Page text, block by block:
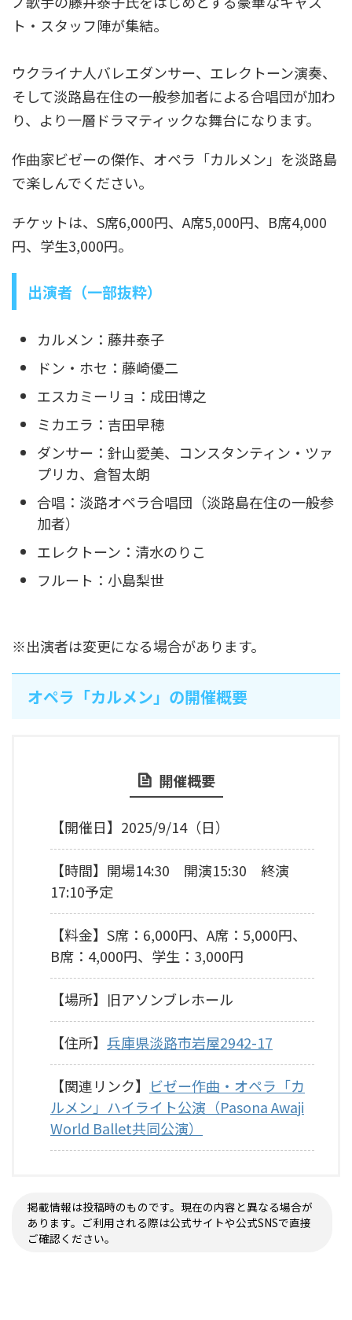
ト・スタッフ陣が集結。
ウクライナ人バレエダンサー、エレクトーン演奏、
そして淡路島在住の一般参加者による合唱団が加わ
り、より一層ドラマティックな舞台になります。
作曲家ビゼーの傑作、オペラ「カルメン」を淡路島
で楽しんでください。
チケットは、S席6,000円、A席5,000円、B席4,000
円、学生3,000円。
出演者（一部抜粋）
カルメン：藤井泰子
ドン・ホセ：藤崎優二
エスカミーリョ：成田博之
ミカエラ：吉田早穂
ダンサー：針山愛美、コンスタンティン・ツァ
プリカ、倉智太朗
合唱：淡路オペラ合唱団（淡路島在住の一般参
加者）
エレクトーン：清水のりこ
フルート：小島梨世
※出演者は変更になる場合があります。
オペラ「カルメン」の開催概要
開催概要
【開催日】2025/9/14（日）
【時間】開場14:30 開演15:30 終演
17:10予定
【料金】S席：6,000円、A席：5,000円、
B席：4,000円、学生：3,000円
【場所】旧アソンブレホール
【住所】 兵庫県淡路市岩屋2942-17
【関連リンク】 ビゼー作曲・オペラ「カ
ルメン」ハイライト公演（Pasona Awaji
World Ballet共同公演）
掲載情報は投稿時のものです。現在の内容と異なる場合が
あります。ご利用される際は公式サイトや公式SNSで直接
ご確認ください。